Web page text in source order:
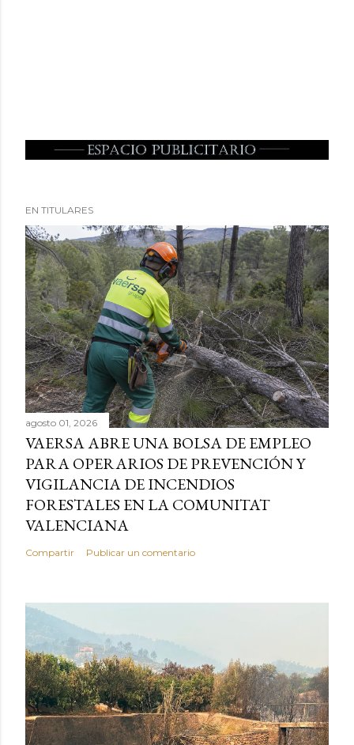
EN TITULARES
agosto 01, 2026
VAERSA ABRE UNA BOLSA DE EMPLEO
PARA OPERARIOS DE PREVENCIÓN Y
VIGILANCIA DE INCENDIOS
FORESTALES EN LA COMUNITAT
VALENCIANA
Compartir Publicar un comentario